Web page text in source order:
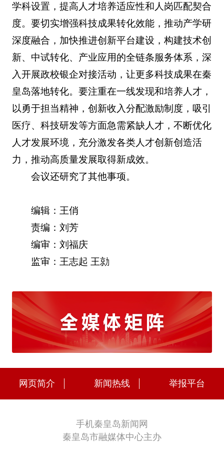
学科设置，提高人才培养适应性和人岗匹配契合
度。要切实增强科技成果转化效能，推动产学研
深度融合，加快推进创新平台建设，构建技术创
新、中试转化、产业应用的全链条服务体系，深
入开展政校银企对接活动，让更多科技成果在秦
皇岛落地转化。要注重在一线发现和培养人才，
以勇于担当精神，创新收入分配激励制度，吸引
医疗、科技研发等方面急需紧缺人才，不断优化
人才发展环境，充分激发各类人才创新创造活
力，推动高质量发展取得新成效。
会议还研究了其他事项。
编辑：王俏
责编：刘芳
编审：刘福庆
监审：王志起 王勍
网页简介 新闻热线 举报平台
手机秦皇岛新闻网
秦皇岛市融媒体中心主办